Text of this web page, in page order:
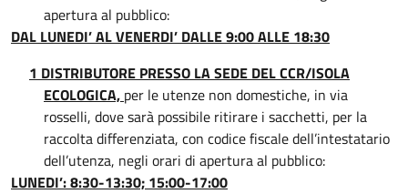
apertura al pubblico:
DAL LUNEDI’ AL VENERDI’ DALLE 9:00 ALLE 18:30
1 DISTRIBUTORE PRESSO LA SEDE DEL CCR/ISOLA
ECOLOGICA, per le utenze non domestiche, in via
rosselli, dove sarà possibile ritirare i sacchetti, per la
raccolta differenziata, con codice fiscale dell’intestatario
dell’utenza, negli orari di apertura al pubblico:
LUNEDI’:8:30-13:30; 15:00-17:00